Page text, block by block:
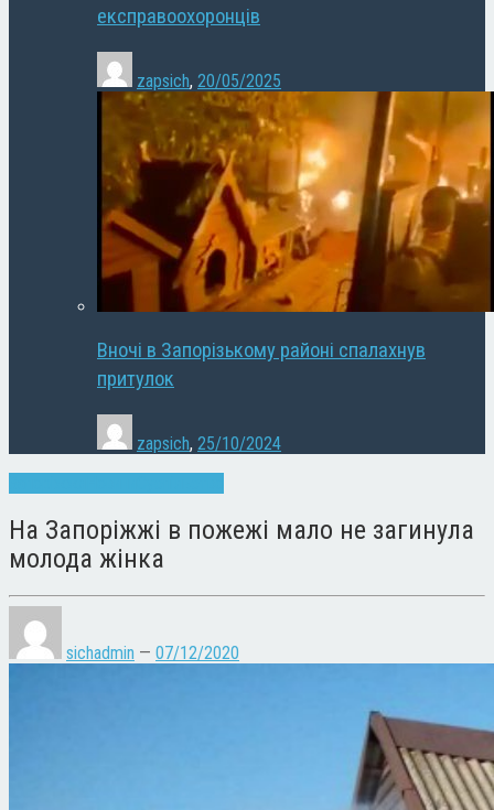
експравоохоронців
zapsich, 20/05/2025
Вночі в Запорізькому районі спалахнув
притулок
zapsich, 25/10/2024
На Запоріжжі в пожежі мало не загинула
молода жінка
sichadmin — 07/12/2020